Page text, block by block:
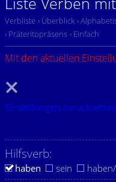
Verbliste › Überblick ›
› Präteritopräsens › Einfach
Mit den aktuellen
Einstellungen
Hilfsverb:
haben sein